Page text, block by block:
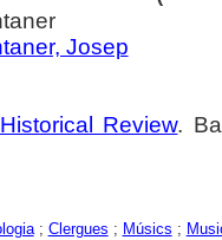
Josep
Review.
; Clergues ; Músics ;